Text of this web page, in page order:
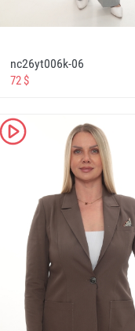
ve + perakende
and + retail
+и +в розницу
متجر لبيع الملابس
nc26yt006k-06
72 $
K